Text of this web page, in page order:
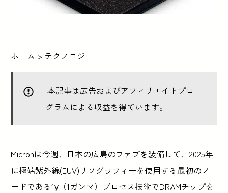
ホーム > テクノロジー
本記事は広告およびアフィリエイトプロ
グラムによる収益を得ています。
Micronは今週、日本の広島のファブを装備して、2025年
に極端紫外線(EUV)リソグラフィーを使用する最初のノ
ードである1γ（1ガンマ）プロセス技術でDRAMチップを